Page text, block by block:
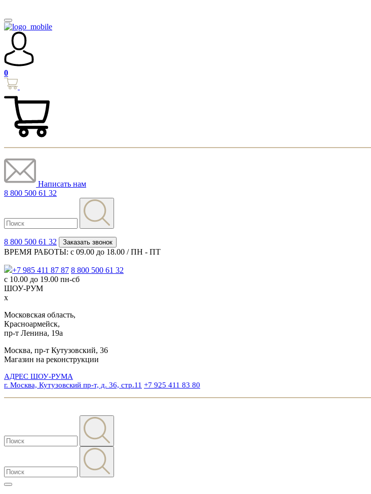
0
Написать нам
8 800 500 61 32
8 800 500 61 32 Заказать звонок
ВРЕМЯ РАБОТЫ: с 09.00 до 18.00 / ПН - ПТ
+7 985 411 87 87 8 800 500 61 32
с 10.00 до 19.00 пн-сб
ШОУ-РУМ
x
Московская область,
Красноармейск,
пр-т Ленина, 19а
Москва, пр-т Кутузовский, 36
Магазин на реконструкции
АДРЕС ШОУ-РУМА
г. Москва, Кутузовский пр-т, д. 36, стр.11 +7 925 411 83 80